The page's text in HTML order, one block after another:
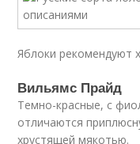
Яблоки рекомендуют
Вильямс Прайд
Темно-красные, с
отличаются
хрустящей мякотью.